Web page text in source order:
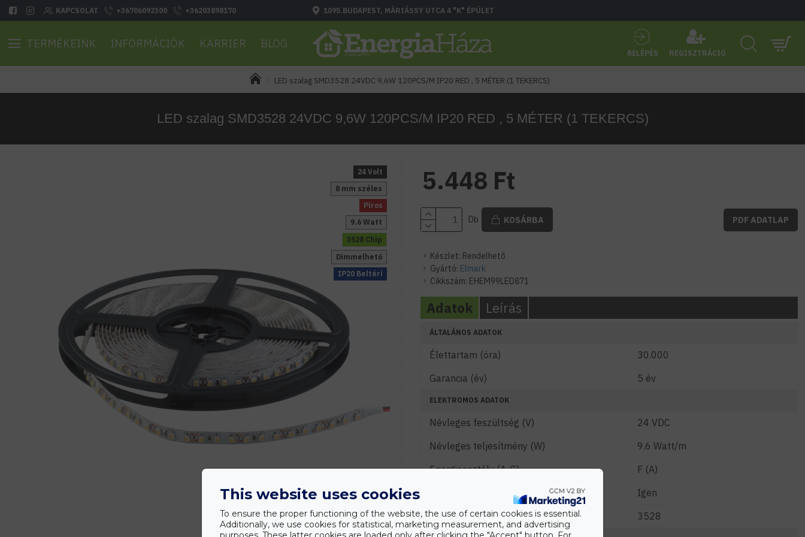
KAPCSOLAT +36706092300 +36203898170 1095.BUDAPEST, MÁRIÁSSY UTCA 4 "K" ÉPÜLET
TERMÉKEINK INFORMÁCIÓK KARRIER BLOG
BELÉPÉS REGISZTRÁCIÓ
LED szalag SMD3528 24VDC 9,6W 120PCS/M IP20 RED , 5 MÉTER (1 TEKERCS)
LED szalag SMD3528 24VDC 9,6W 120PCS/M IP20 RED , 5 MÉTER (1 TEKERCS)
3528 Chip
Piros
IP20 Beltéri
9.6 Watt
24 Volt
Dimmelhető
8 mm széles
Készlet: Rendelhető
Gyártó: Elmark
Cikkszám: EHEM99LED871
5.448 Ft
Db KOSÁRBA PDF ADATLAP
Adatok Leírás
ÁLTALÁNOS ADATOK
Élettartam (óra)
30.000
Garancia (év)
5 év
ELEKTROMOS ADATOK
Névleges feszültség (V)
24 VDC
Névleges teljesítmény (W)
9.6 Watt/m
Energiaosztály (A-G)
F (A)
Igen
Chip típusa
3528
This website uses cookies
To ensure the proper functioning of the website, the use of certain cookies is essential.
Additionally, we use cookies for statistical, marketing measurement, and advertising